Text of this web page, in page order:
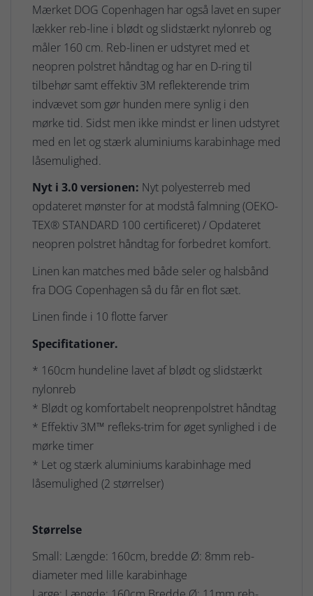
Mærket DOG Copenhagen har også lavet en super
lækker reb-line i blødt og slidstærkt nylonreb og
måler 160 cm. Reb-linen er udstyret med et
neopren polstret håndtag og har en D-ring til
tilbehør samt effektiv 3M reflekterende trim
indvævet som gør hunden mere synlig i den
mørke tid. Sidst men ikke mindst er linen udstyret
med en let og stærk aluminiums karabinhage med
låsemulighed.
Nyt i 3.0 versionen: Nyt polyesterreb med
opdateret mønster for at modstå falmning (OEKO-
TEX® STANDARD 100 certificeret) / Opdateret
neopren polstret håndtag for forbedret komfort.
Linen kan matches med både seler og halsbånd
fra DOG Copenhagen så du får en flot sæt.
Linen finde i 10 flotte farver
Specifitationer.
* 160cm hundeline lavet af blødt og slidstærkt
nylonreb
* Blødt og komfortabelt neoprenpolstret håndtag
* Effektiv 3M™ refleks-trim for øget synlighed i de
mørke timer
* Let og stærk aluminiums karabinhage med
låsemulighed (2 størrelser)
Størrelse
Small: Længde: 160cm, bredde Ø: 8mm reb-
diameter med lille karabinhage